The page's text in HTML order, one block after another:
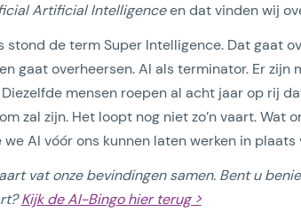
Artificial Intelligenceen dat vinden wij
de term Super Intelligence. Dat gaat
gaat overheersen. AI als terminator. Er zijn
mensen roepen al acht jaar op rij
zal zijn. Het loopt nog niet zo’n vaart. Wat
AI vóór ons kunnen laten werken in
vat onze bevindingen samen. Bent u
Kijk de AI-Bingo hier terug >